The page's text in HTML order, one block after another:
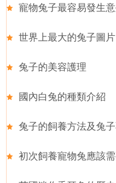
寵物兔子最容易發生
世界上最大的兔子圖
兔子的美容護理
國內白兔的種類介紹
兔子的飼養方法及兔
初次飼養寵物兔應該